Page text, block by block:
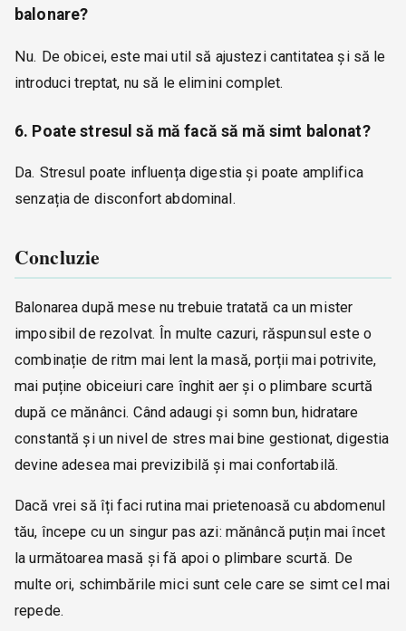
balonare?
Nu. De obicei, este mai util să ajustezi cantitatea și să le
introduci treptat, nu să le elimini complet.
6. Poate stresul să mă facă să mă simt balonat?
Da. Stresul poate influența digestia și poate amplifica
senzația de disconfort abdominal.
Concluzie
Balonarea după mese nu trebuie tratată ca un mister
imposibil de rezolvat. În multe cazuri, răspunsul este o
combinație de ritm mai lent la masă, porții mai potrivite,
mai puține obiceiuri care înghit aer și o plimbare scurtă
după ce mănânci. Când adaugi și somn bun, hidratare
constantă și un nivel de stres mai bine gestionat, digestia
devine adesea mai previzibilă și mai confortabilă.
Dacă vrei să îți faci rutina mai prietenoasă cu abdomenul
tău, începe cu un singur pas azi: mănâncă puțin mai încet
la următoarea masă și fă apoi o plimbare scurtă. De
multe ori, schimbările mici sunt cele care se simt cel mai
repede.